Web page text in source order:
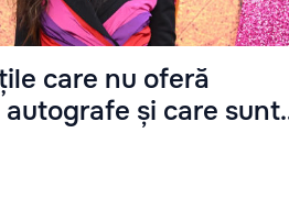
care nu oferă
și care sunt